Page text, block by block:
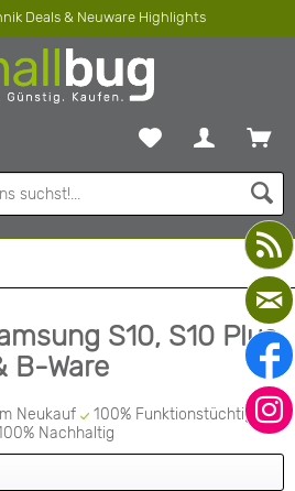
Deals & Neuware Highlights
S10, S10 Plus
B-Ware
Neukauf
100% Funktionstüchtig
Nachhaltig